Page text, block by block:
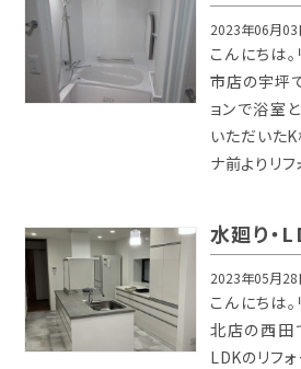
2023年06月03
こんにちは。
市店の宇坪
ョンで浴室
いただいたK
ナ前よりリ
水廻り・
2023年05月28
こんにちは。
北店の西田
LDKのリフ